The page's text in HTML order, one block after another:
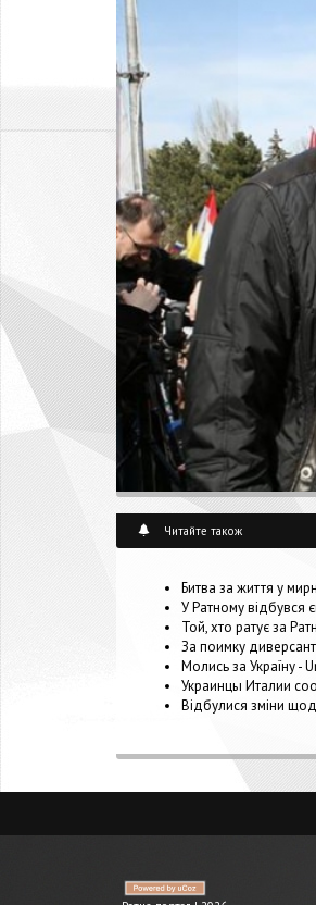
Читайте також
Битва за життя у
У Ратному відбувся
Той, хто ратує за
За поимку
Молись за Україну -
Украинцы Италии
Відбулися зміни